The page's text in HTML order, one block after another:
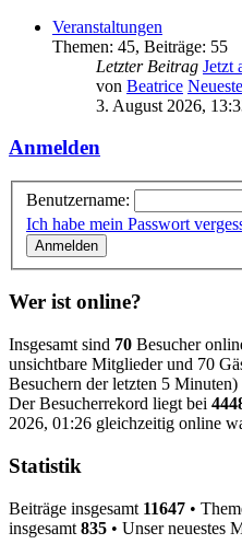
Veranstaltungen
Themen: 45, Beiträge: 55
Letzter Beitrag Jetzt
von Beatrice
3. August 2026,
Anmelden
Benutzername:
Ich habe mein Passwort
Wer ist online?
Insgesamt sind 70 Besucher
unsichtbare Mitglieder und 70
Besuchern der letzten 5 Minuten)
Der Besucherrekord liegt bei
2026, 01:26 gleichzeitig online
Statistik
Beiträge insgesamt 11647 •
insgesamt 835 • Unser neuestes